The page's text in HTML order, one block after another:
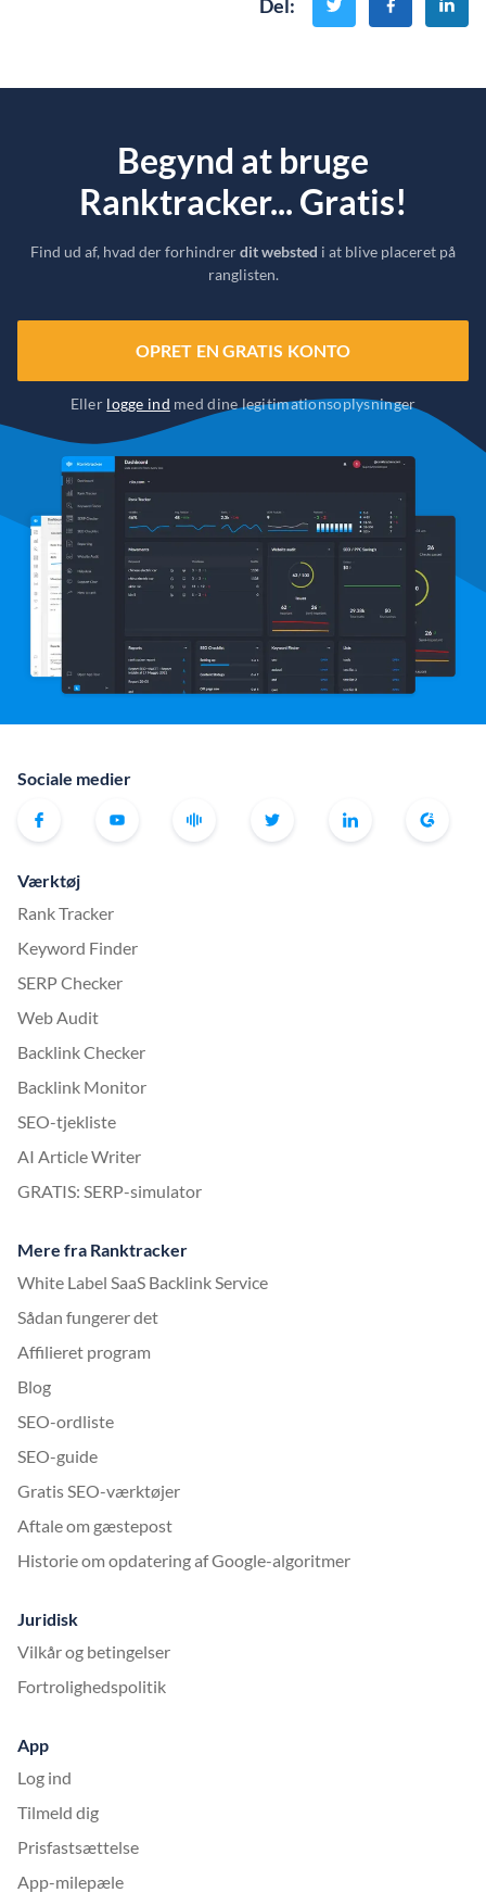
Del :
Begynd at bruge
Ranktracker... Gratis!
Find ud af, hvad der forhindrerdit websted i at blive placeret på
ranglisten.
OPRET EN GRATIS KONTO
Eller logge ind med dine legitimationsoplysninger
Sociale medier
Værktøj
Rank Tracker
Keyword Finder
SERP Checker
Web Audit
Backlink Checker
Backlink Monitor
SEO-tjekliste
AI Article Writer
GRATIS: SERP-simulator
Mere fra Ranktracker
White Label SaaS Backlink Service
Sådan fungerer det
Affilieret program
Blog
SEO-ordliste
SEO-guide
Gratis SEO-værktøjer
Aftale om gæstepost
Historie om opdatering af Google-algoritmer
Juridisk
Vilkår og betingelser
Fortrolighedspolitik
App
Log ind
Tilmeld dig
Prisfastsættelse
App-milepæle